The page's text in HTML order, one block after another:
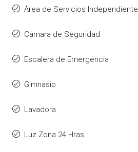
Área de Servicios Independiente
Camara de Seguridad
Escalera de Emergencia
Gimnasio
Lavadora
Luz Zona 24 Hras.